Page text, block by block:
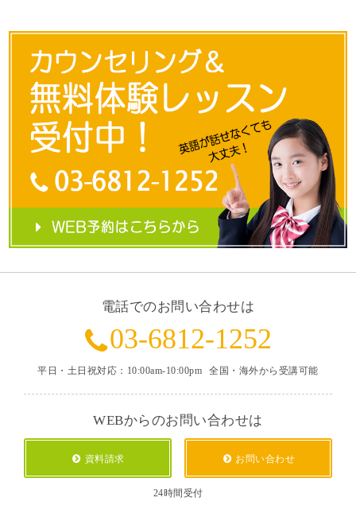
電話でのお問い合わせは
03-6812-1252
平日・土日祝対応：10:00am-10:00pm全国・海外から受講可能
WEBからのお問い合わせは
資料請求 お問い合わせ
24時間受付